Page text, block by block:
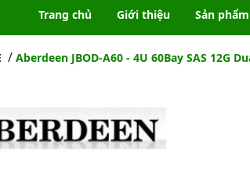
Trang chủ Giới thiệu Sản phẩm
Aberdeen JBOD-A60 - 4U 60Bay SAS 12G